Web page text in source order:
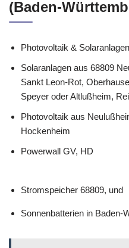
(Baden-
Photovoltaik &
Solaranlagen aus 68809
Sankt Leon-Rot,
Speyer oder Altlußheim,
Photovoltaik aus
Hockenheim
Powerwall GV, HD
Stromspeicher 68809, und
Sonnenbatterien in Baden-